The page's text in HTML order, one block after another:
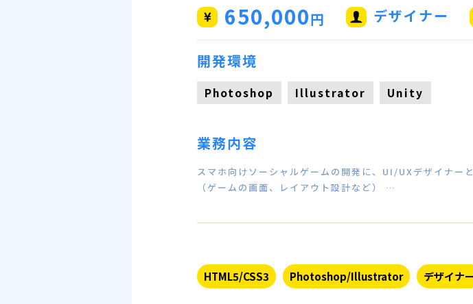
650,000円 デザイナー
開発環境
Photoshop Illustrator Unity
業務内容
スマホ向けソーシャルゲームの開発に、UI/UXデザイナー
（ゲームの画面、レイアウト設計など） …
HTML5/CSS3 Photoshop/Illustrator デザイナ